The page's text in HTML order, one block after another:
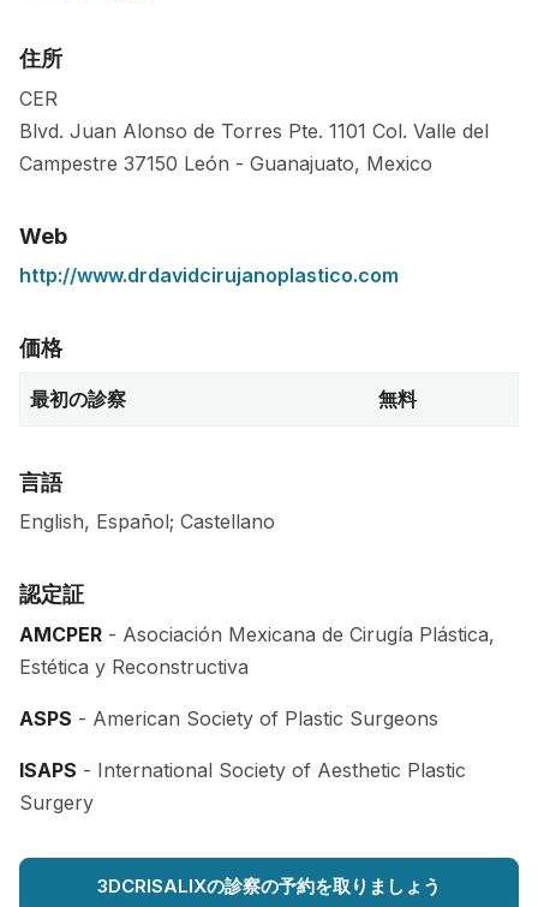
住所
CER
Blvd. Juan Alonso de Torres Pte. 1101 Col. Valle del
Campestre 37150 León - Guanajuato, Mexico
Web
http://www.drdavidcirujanoplastico.com
価格
最初の診察 無料
言語
English, Español; Castellano
認定証
AMCPER - Asociación Mexicana de Cirugía Plástica,
Estética y Reconstructiva
ASPS - American Society of Plastic Surgeons
ISAPS - International Society of Aesthetic Plastic
Surgery
3DCRISALIXの診察の予約を取りましょう